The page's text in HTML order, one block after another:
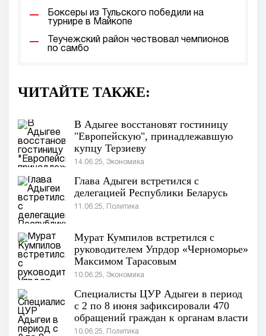
Боксеры из Тульского победили на
турнире в Майкопе
Теучежский район чествовал чемпионов
по самбо
ЧИТАЙТЕ ТАКЖЕ:
В Адыгее восстановят гостиницу
"Европейскую", принадлежавшую
купцу Терзиеву
14.06.25, Экономика
Глава Адыгеи встретился с
делегацией Республики Беларусь
11.06.25, Политика
Мурат Кумпилов встретился с
руководителем Упрдор «Черноморье»
Максимом Тарасовым
10.06.25, Экономика
Специалисты ЦУР Адыгеи в период
с 2 по 8 июня зафиксировали 470
обращений граждан к органам власти
республики.
10.06.25, Политика